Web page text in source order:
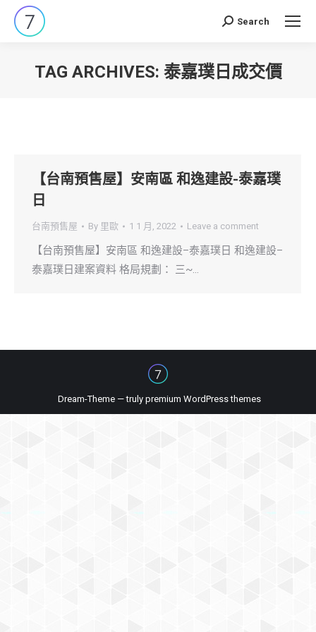
Search:
Search
TAG ARCHIVES: 泰嘉璞日成交價
【台南預售屋】安南區 和逸建設-泰嘉璞
日
台南預售屋 By 里歐 1 1 月, 2022 Leave a comment
【台南預售屋】安南區 和逸建設–泰嘉璞日 和逸建設–
泰嘉璞日建案資料 格局規劃： 三~…
Dream-Theme — truly premium WordPress themes